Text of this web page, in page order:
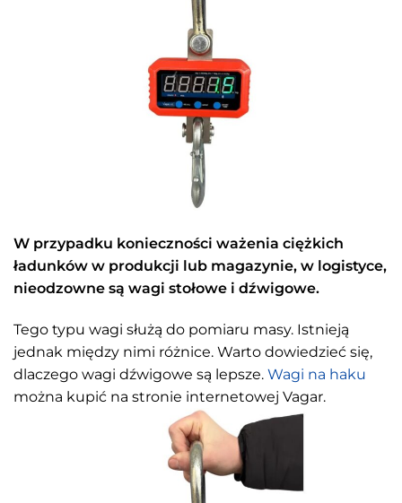
W przypadku konieczności ważenia ciężkich
ładunków w produkcji lub magazynie, w logistyce,
nieodzowne są wagi stołowe i dźwigowe.
Tego typu wagi służą do pomiaru masy. Istnieją
jednak między nimi różnice. Warto dowiedzieć się,
dlaczego wagi dźwigowe są lepsze. Wagi na haku
można kupić na stronie internetowej Vagar.